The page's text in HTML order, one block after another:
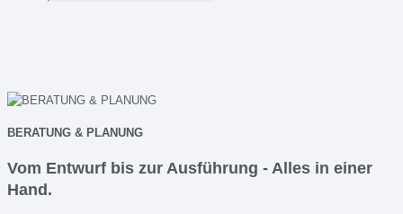
BERATUNG & PLANUNG
Vom Entwurf bis zur Ausführung - Alles in einer
Hand.